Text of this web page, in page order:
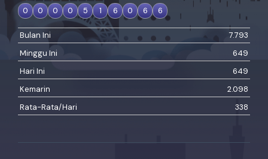
0
0 0 0 5 1 6 0 6 6
Bulan Ini
7.793
Minggu Ini
649
Hari Ini
649
Kemarin
2.098
Rata-Rata/Hari
338